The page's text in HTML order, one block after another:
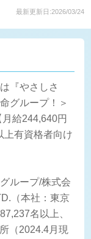
最新更新日:2026/03/24
『やさしさ
グループ！＞
給244,640円
上有資格者向け
ループ/株式会
（本社：東京
名以上、
（2024.4月現